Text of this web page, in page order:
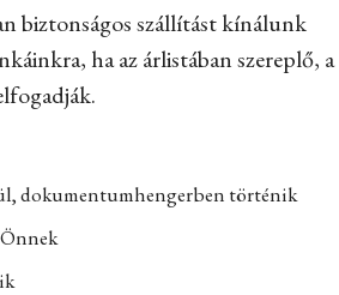
biztonságos szállítást kínálunk
ha az árlistában szereplő, a
dokumentumhengerben történik